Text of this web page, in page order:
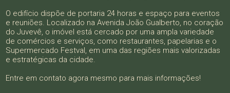
O edifício dispõe de portaria 24 horas e espaço para eventos
e reuniões. Localizado na Avenida João Gualberto, no coração
do Juvevê, o imóvel está cercado por uma ampla variedade
de comércios e serviços, como restaurantes, papelarias e o
Supermercado Festval, em uma das regiões mais valorizadas
e estratégicas da cidade.
Entre em contato agora mesmo para mais informações!